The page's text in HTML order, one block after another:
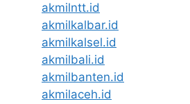
akmilntt.id
akmilkalbar.id
akmilkalsel.id
akmilbali.id
akmilbanten.id
akmilaceh.id